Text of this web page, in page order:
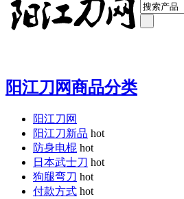
阳江刀网商品分类
阳江刀网
阳江刀新品 hot
防身电棍 hot
日本武士刀 hot
狗腿弯刀 hot
付款方式 hot